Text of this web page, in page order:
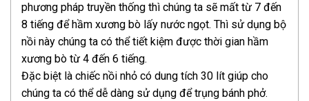
phương pháp truyền thống thì chúng ta sẽ mất từ 7 đến
8 tiếng để hầm xương bò lấy nước ngọt. Thì sử dụng bộ
nồi này chúng ta có thể tiết kiệm được thời gian hầm
xương bò từ 4 đến 6 tiếng.
Đặc biệt là chiếc nồi nhỏ có dung tích 30 lít giúp cho
chúng ta có thể dễ dàng sử dụng để trụng bánh phở.